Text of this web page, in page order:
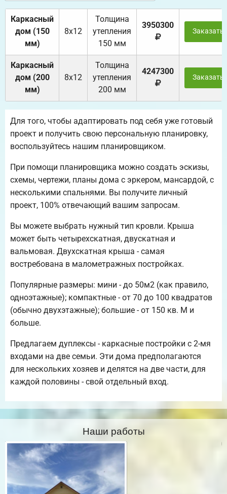
Каркасный
дом (150
мм)
8х12
Толщина
утепления
150 мм
3950300
Заказать
Каркасный
дом (200
мм)
8х12
Толщина
утепления
200 мм
4247300
Заказать
Для того, чтобы адаптировать под себя уже готовый
проект и получить свою персональную планировку,
воспользуйтесь нашим планировщиком.
При помощи планировщика можно создать эскизы,
схемы, чертежи, планы дома с эркером, мансардой, с
несколькими спальнями. Вы получите личный
проект, 100% отвечающий вашим запросам.
Вы можете выбрать нужный тип кровли. Крыша
может быть четырехскатная, двускатная и
вальмовая. Двухскатная крыша - самая
востребована в малометражных постройках.
Популярные размеры: мини - до 50м2 (как правило,
одноэтажные); компактные - от 70 до 100 квадратов
(обычно двухэтажные); большие - от 150 кв. М и
больше.
Предлагаем дуплексы - каркасные постройки с 2-мя
входами на две семьи. Эти дома предполагаются
для нескольких хозяев и делятся на две части, для
каждой половины - свой отдельный вход.
Наши работы